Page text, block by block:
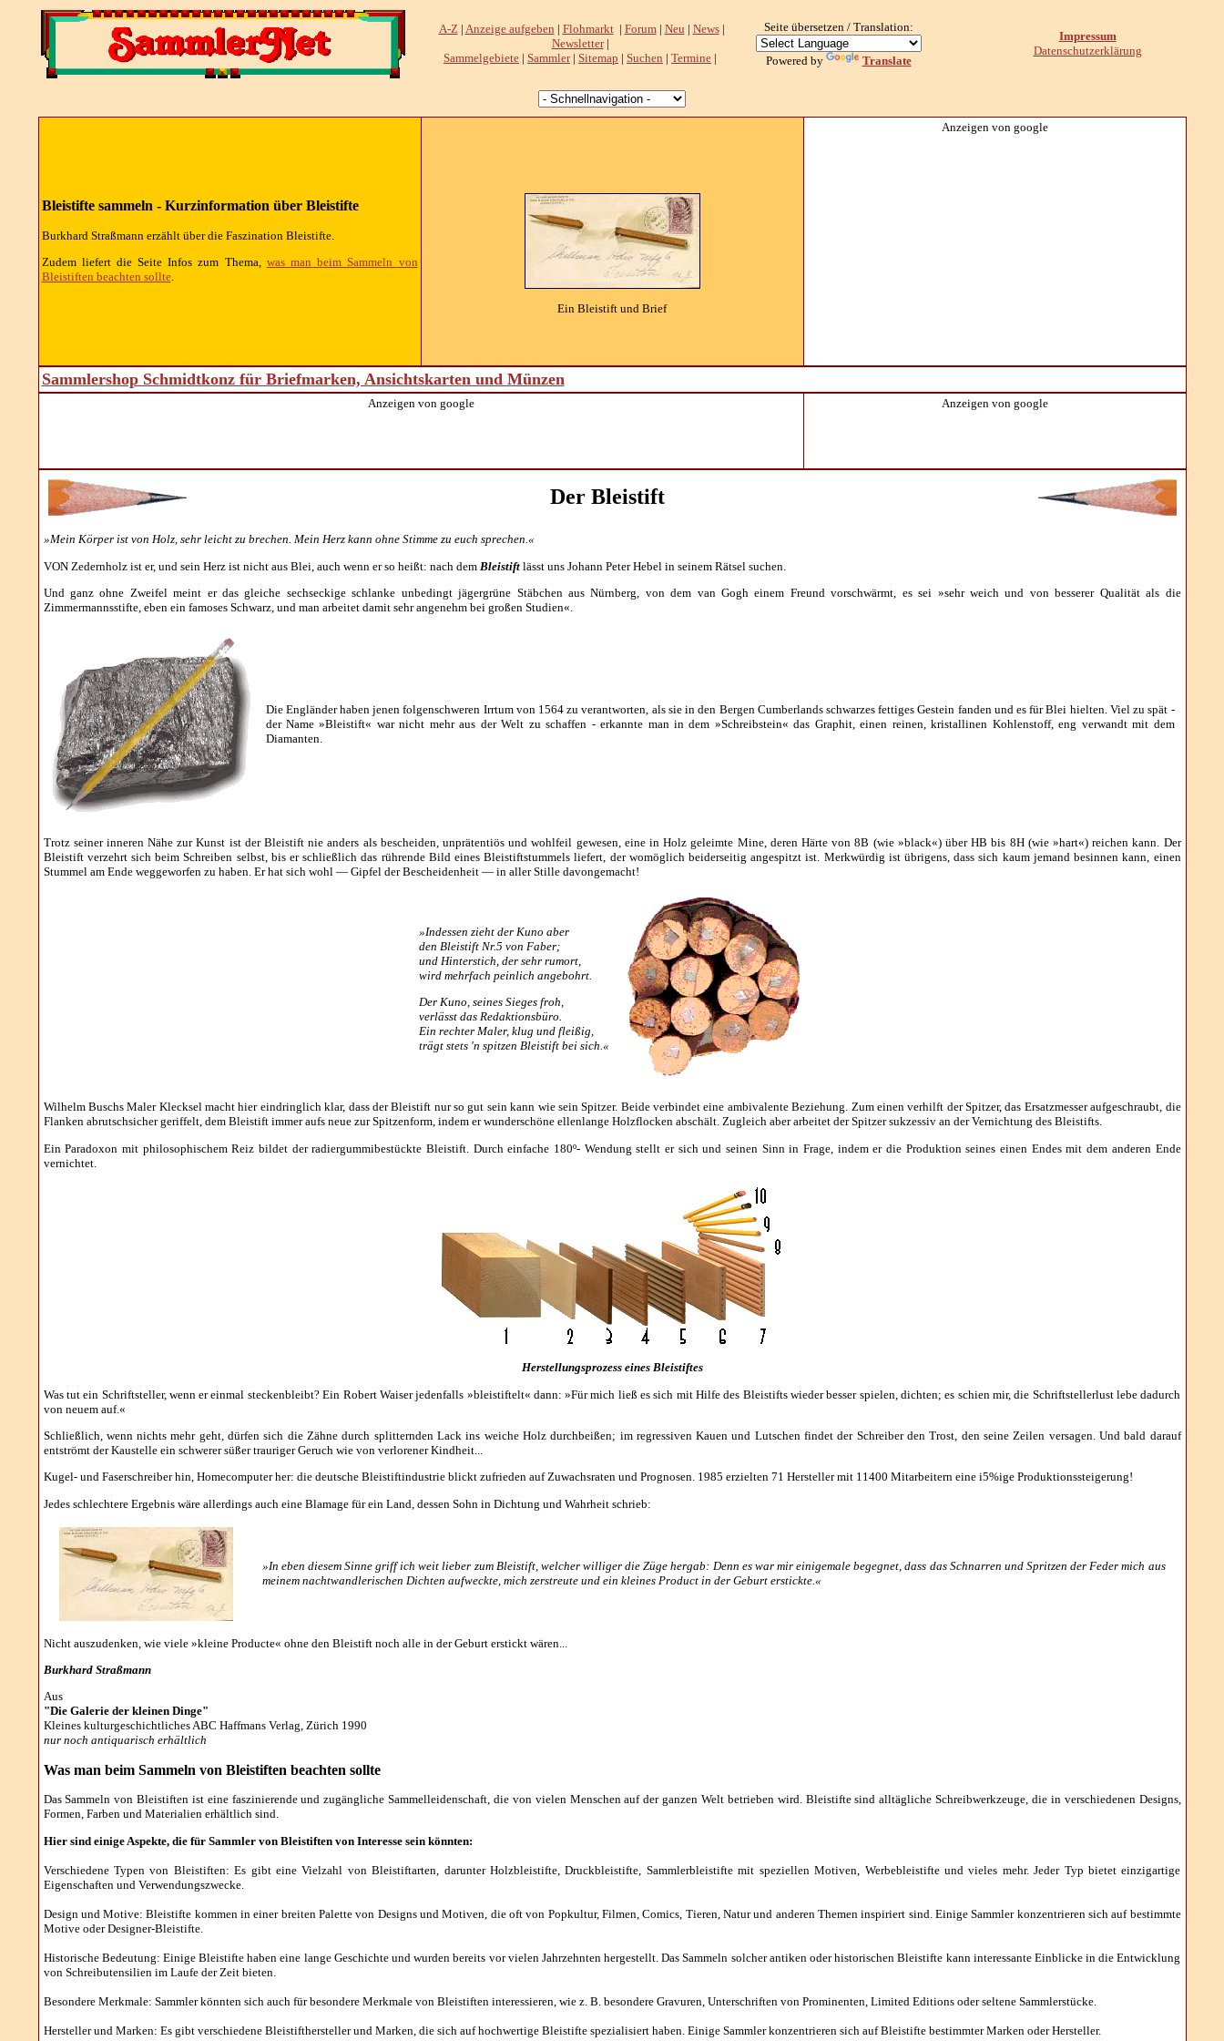
A-Z| Anzeige aufgeben | Flohmarkt| Forum| Neu | News|
Newsletter|
Sammelgebiete | Sammler| Sitemap | Suchen | Termine |
Seite übersetzen / Translation:
Powered by Translate
Impressum
Datenschutzerklärung
Bleistifte sammeln - Kurzinformation über Bleistifte
Burkhard Straßmann erzählt über die Faszination Bleistifte.
Zudem liefert die Seite Infos zum Thema, was man beim Sammeln von
Bleistiften beachten sollte.
Ein Bleistift und Brief
Anzeigen von google
Sammlershop Schmidtkonz für Briefmarken, Ansichtskarten und Münzen
Anzeigen von google Anzeigen von google
Der Bleistift
»Mein Körper ist von Holz, sehr leicht zu brechen. Mein Herz kann ohne Stimme zu euch sprechen.«
VON Zedernholz ist er, und sein Herz ist nicht aus Blei, auch wenn er so heißt: nach dem Bleistiftlässt uns Johann Peter Hebel in seinem Rätsel suchen.
Und ganz ohne Zweifel meint er das gleiche sechseckige schlanke unbedingt jägergrüne Stäbchen aus Nürnberg, von dem van Gogh einem Freund vorschwärmt, es sei »sehr weich und von besserer Qualität als die
Zimmermannsstifte, eben ein famoses Schwarz, und man arbeitet damit sehr angenehm bei großen Studien«.
Die Engländer haben jenen folgenschweren Irrtum von 1564 zu verantworten, als sie in den Bergen Cumberlands schwarzes fettiges Gestein fanden und es für Blei hielten. Viel zu spät -
der Name »Bleistift« war nicht mehr aus der Welt zu schaffen - erkannte man in dem »Schreibstein« das Graphit, einen reinen, kristallinen Kohlenstoff, eng verwandt mit dem
Diamanten.
Trotz seiner inneren Nähe zur Kunst ist der Bleistift nie anders als bescheiden, unprätentiös und wohlfeil gewesen, eine in Holz geleimte Mine, deren Härte von 8B (wie »black«) über HB bis 8H (wie »hart«) reichen kann. Der
Bleistift verzehrt sich beim Schreiben selbst, bis er schließlich das rührende Bild eines Bleistiftstummels liefert, der womöglich beiderseitig angespitzt ist. Merkwürdig ist übrigens, dass sich kaum jemand besinnen kann, einen
Stummel am Ende weggeworfen zu haben. Er hat sich wohl — Gipfel der Bescheidenheit — in aller Stille davongemacht!
»Indessen zieht der Kuno aber
den Bleistift Nr.5 von Faber;
und Hinterstich, der sehr rumort,
wird mehrfach peinlich angebohrt.
Der Kuno, seines Sieges froh,
verlässt das Redaktionsbüro.
Ein rechter Maler, klug und fleißig,
trägt stets 'n spitzen Bleistift bei sich.«
Wilhelm Buschs Maler Klecksel macht hier eindringlich klar, dass der Bleistift nur so gut sein kann wie sein Spitzer. Beide verbindet eine ambivalente Beziehung. Zum einen verhilft der Spitzer, das Ersatzmesser aufgeschraubt, die
Flanken abrutschsicher geriffelt, dem Bleistift immer aufs neue zur Spitzenform, indem er wunderschöne ellenlange Holzflocken abschält. Zugleich aber arbeitet der Spitzer sukzessiv an der Vernichtung des Bleistifts.
Ein Paradoxon mit philosophischem Reiz bildet der radiergummibestückte Bleistift. Durch einfache 180º- Wendung stellt er sich und seinen Sinn in Frage, indem er die Produktion seines einen Endes mit dem anderen Ende
vernichtet.
Herstellungsprozess eines Bleistiftes
Was tut ein Schriftsteller, wenn er einmal steckenbleibt? Ein Robert Waiser jedenfalls »bleistiftelt« dann: »Für mich ließ es sich mit Hilfe des Bleistifts wieder besser spielen, dichten; es schien mir, die Schriftstellerlust lebe dadurch
von neuem auf.«
Schließlich, wenn nichts mehr geht, dürfen sich die Zähne durch splitternden Lack ins weiche Holz durchbeißen; im regressiven Kauen und Lutschen findet der Schreiber den Trost, den seine Zeilen versagen. Und bald darauf
entströmt der Kaustelle ein schwerer süßer trauriger Geruch wie von verlorener Kindheit...
Kugel- und Faserschreiber hin, Homecomputer her: die deutsche Bleistiftindustrie blickt zufrieden auf Zuwachsraten und Prognosen. 1985 erzielten 71 Hersteller mit 11400 Mitarbeitern eine i5%ige Produktionssteigerung!
Jedes schlechtere Ergebnis wäre allerdings auch eine Blamage für ein Land, dessen Sohn in Dichtung und Wahrheit schrieb:
»In eben diesem Sinne griff ich weit lieber zum Bleistift, welcher williger die Züge hergab: Denn es war mir einigemale begegnet, dass das Schnarren und Spritzen der Feder mich aus
meinem nachtwandlerischen Dichten aufweckte, mich zerstreute und ein kleines Product in der Geburt erstickte.«
Nicht auszudenken, wie viele »kleine Producte« ohne den Bleistift noch alle in der Geburt erstickt wären...
Burkhard Straßmann
Aus
"Die Galerie der kleinen Dinge"
Kleines kulturgeschichtliches ABC Haffmans Verlag, Zürich 1990
nur noch antiquarisch erhältlich
Wasman beim Sammeln von Bleistiften beachten sollte
Das Sammeln von Bleistiften ist eine faszinierende und zugängliche Sammelleidenschaft, die von vielen Menschen auf der ganzen Welt betrieben wird. Bleistifte sind alltägliche Schreibwerkzeuge, die in verschiedenen Designs,
Formen, Farben und Materialien erhältlich sind.
Hier sind einige Aspekte, die für Sammler von Bleistiften von Interesse sein könnten:
Verschiedene Typen von Bleistiften: Es gibt eine Vielzahl von Bleistiftarten, darunter Holzbleistifte, Druckbleistifte, Sammlerbleistifte mit speziellen Motiven, Werbebleistifte und vieles mehr. Jeder Typ bietet einzigartige
Eigenschaften und Verwendungszwecke.
Design und Motive: Bleistifte kommen in einer breiten Palette von Designs und Motiven, die oft von Popkultur, Filmen, Comics, Tieren, Natur und anderen Themen inspiriert sind. Einige Sammler konzentrieren sich auf bestimmte
Motive oder Designer-Bleistifte.
Historische Bedeutung: Einige Bleistifte haben eine lange Geschichte und wurden bereits vor vielen Jahrzehnten hergestellt. Das Sammeln solcher antiken oder historischen Bleistifte kann interessante Einblicke in die Entwicklung
von Schreibutensilien im Laufe der Zeit bieten.
Besondere Merkmale: Sammler könnten sich auch für besondere Merkmale von Bleistiften interessieren, wie z. B. besondere Gravuren, Unterschriften von Prominenten, Limited Editions oder seltene Sammlerstücke.
Hersteller und Marken: Es gibt verschiedene Bleistifthersteller und Marken, die sich auf hochwertige Bleistifte spezialisiert haben. Einige Sammler konzentrieren sich auf Bleistifte bestimmter Marken oder Hersteller.